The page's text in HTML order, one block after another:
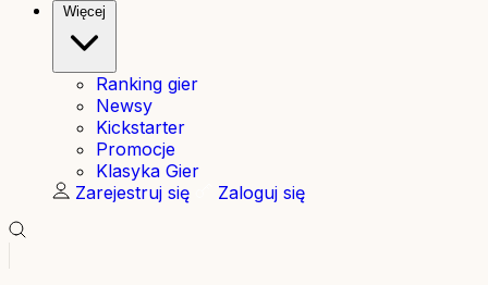
Więcej
Ranking gier
Newsy
Kickstarter
Promocje
Klasyka Gier
Zarejestruj się
Zaloguj się